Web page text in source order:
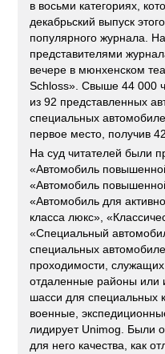
в восьми категориях,
декабрьский выпуск
популярного журнала.
представителями
вечере в мюнхенском
Schloss». Свыше 44 000
из 92 представленных
специальных
первое место, получив
На суд читателей были
«Автомобиль
«Автомобиль
«Автомобиль для
класса люкс»,
«Специальный
специальных
проходимости, служащих
отдаленные районы или
шасси для специальных
военные,
лидирует Unimog. Были
для него качества, как